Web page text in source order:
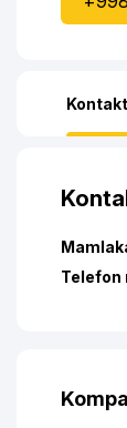
Telefon